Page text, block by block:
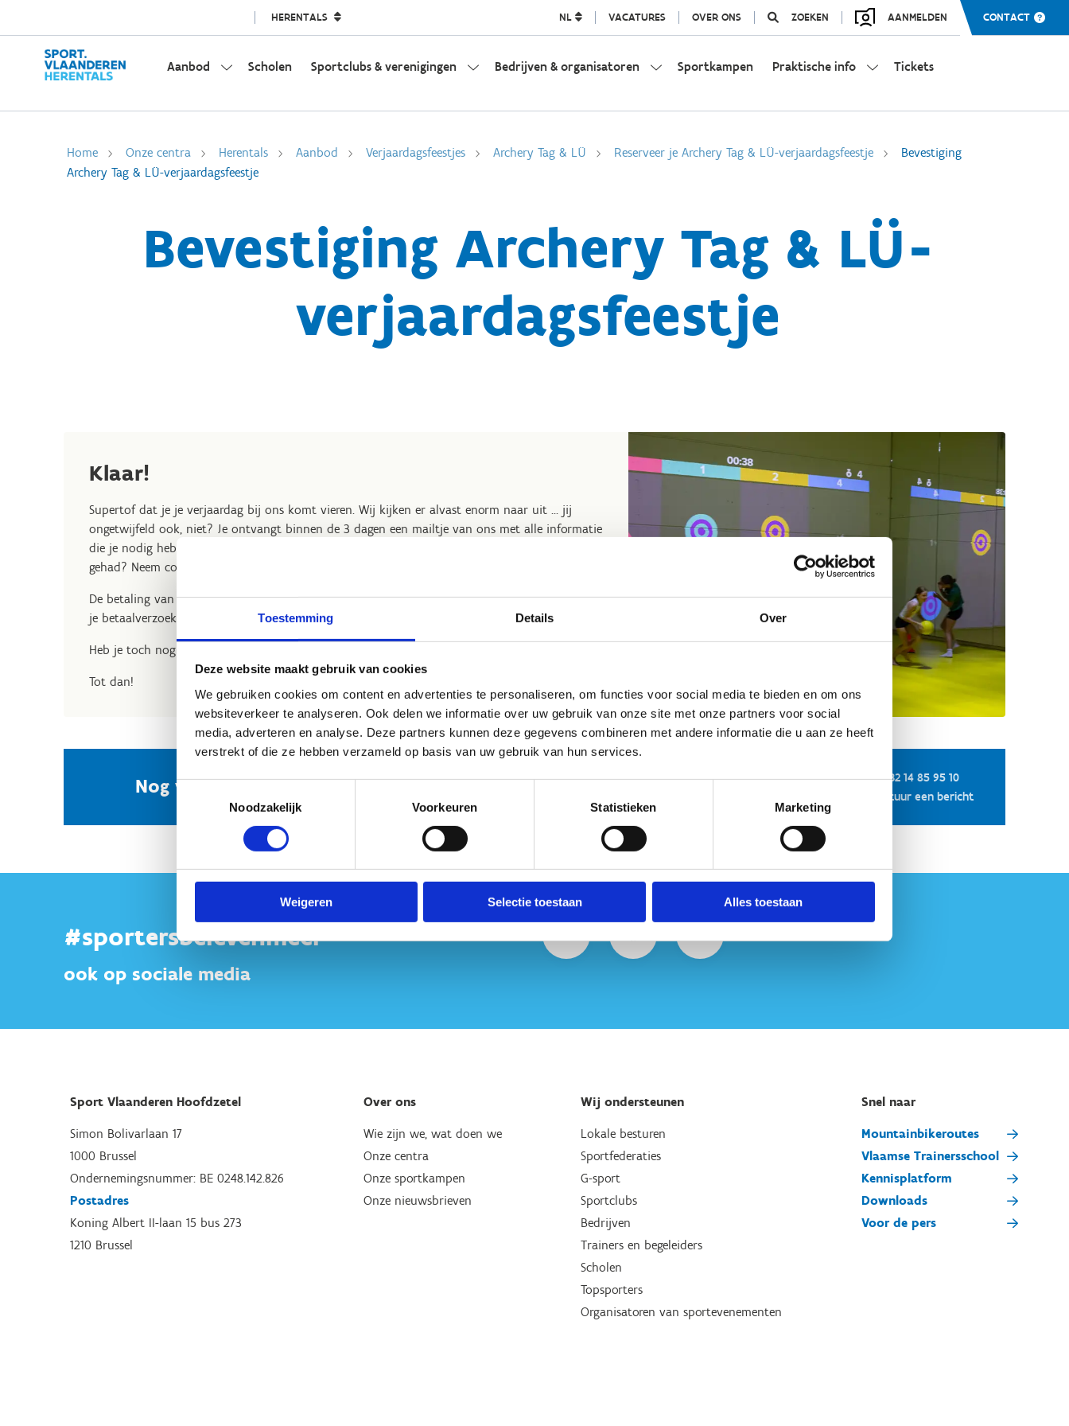
Toestemming Details Over
Deze website maakt gebruik van cookies
We gebruiken cookies om content en advertenties te personaliseren, om functies voor social media te bieden en om ons
websiteverkeer te analyseren. Ook delen we informatie over uw gebruik van onze site met onze partners voor social
media, adverteren en analyse. Deze partners kunnen deze gegevens combineren met andere informatie die u aan ze heeft
verstrekt of die ze hebben verzameld op basis van uw gebruik van hun services.
Toestemmingsselectie
Noodzakelijk
Voorkeuren Statistieken Marketing
Weigeren Selectie toestaan Alles toestaan
HERENTALS NL VACATURES OVER ONS ZOEKEN AANMELDEN CONTACT
Aanbod Scholen Sportclubs & verenigingen Bedrijven & organisatoren Sportkampen Praktische info Tickets
Home Onze centra Herentals Aanbod Verjaardagsfeestjes Archery Tag & LÜ Reserveer je Archery Tag & LÜ-verjaardagsfeestje
Bevestiging
Archery Tag & LÜ-verjaardagsfeestje
Bevestiging Archery Tag & LÜ-
verjaardagsfeestje
Klaar!
Supertof dat je je verjaardag bij ons komt vieren. Wij kijken er alvast enorm naar uit ... jij
ongetwijfeld ook, niet? Je ontvangt binnen de 3 dagen een mailtje van ons met alle informatie
die je nodig hebt én een betaalverzoek om het feestje helemaal te bevestigen. Geen mailtje
gehad? Neem contact op met
De betaling van je verjaardagsmaaltijd gebeurt ter plekke in de cafetaria en zal je dus niet op
je betaalverzoek vinden.
Heb je toch nog een vraag? Aarzel niet om ons te contacteren.
Tot dan!
Nog vragen? Neem contact met ons op
+32 14 85 95 10
Stuur een bericht
#sportersbelevenmeer
ook op sociale media
Sport Vlaanderen Hoofdzetel
Simon Bolivarlaan 17
1000 Brussel
Ondernemingsnummer: BE 0248.142.826
Postadres
Koning Albert II-laan 15 bus 273
1210 Brussel
Over ons
Wie zijn we, wat doen we
Onze centra
Onze sportkampen
Onze nieuwsbrieven
Wij ondersteunen
Lokale besturen
Sportfederaties
G-sport
Sportclubs
Bedrijven
Trainers en begeleiders
Scholen
Topsporters
Organisatoren van sportevenementen
Snel naar
Mountainbikeroutes
Vlaamse Trainersschool
Kennisplatform
Downloads
Voor de pers